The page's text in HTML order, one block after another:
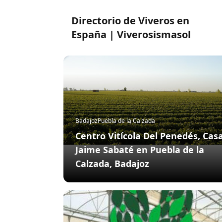
Directorio de Viveros en
España | Viverosismasol
BadajozPuebla de la Calzada
Centro Vitícola Del Penedés,
Jaime Sabaté en Puebla de la
Calzada, Badajoz